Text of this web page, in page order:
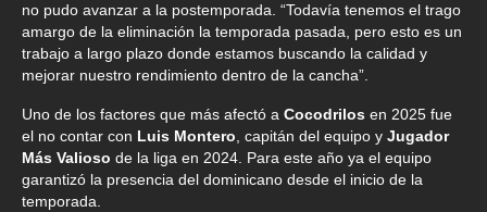
no pudo avanzar a la postemporada. “Todavía tenemos el trago
amargo de la eliminación la temporada pasada, pero esto es un
trabajo a largo plazo donde estamos buscando la calidad y
mejorar nuestro rendimiento dentro de la cancha”.
Uno de los factores que más afectó a Cocodrilos en 2025 fue
el no contar con Luis Montero , capitán del equipo y Jugador
Más Valioso de la liga en 2024. Para este año ya el equipo
garantizó la presencia del dominicano desde el inicio de la
temporada.